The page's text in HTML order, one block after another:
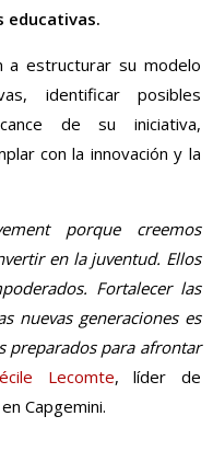
educativas.
a estructurar su modelo
identificar posibles
de su iniciativa,
con la innovación y la
porque creemos
en la juventud. Ellos
Fortalecer las
nuevas generaciones es
preparados para afrontar
Lecomte, líder de
Capgemini.